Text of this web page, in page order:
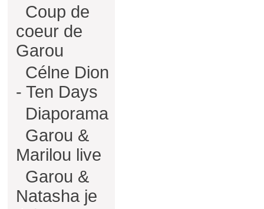
Coup de
coeur de
Garou
Célne Dion
- Ten Days
Diaporama
Garou &
Marilou live
Garou &
Natasha je